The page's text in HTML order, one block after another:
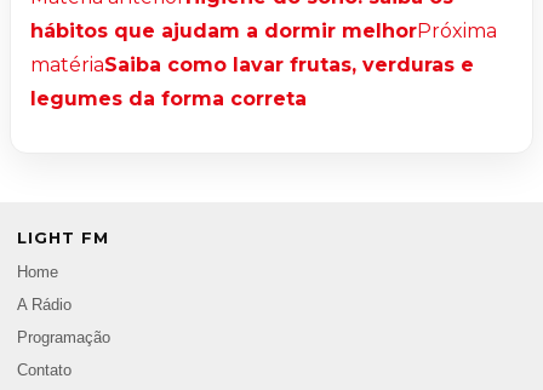
hábitos que ajudam a dormir melhorPróxima
matériaSaiba como lavar frutas, verduras e
legumes da forma correta
LIGHT FM
Home
A Rádio
Programação
Contato